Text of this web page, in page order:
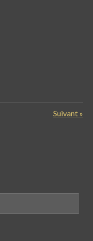
Suivant »